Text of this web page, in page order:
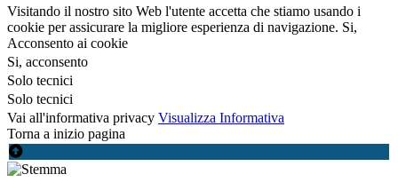
Visitando il nostro sito Web l'utente accetta che stiamo usando i
cookie per assicurare la migliore esperienza di navigazione. Si,
Acconsento ai cookie
Si, acconsento
Solo tecnici
Solo tecnici
Vai all'informativa privacy Visualizza Informativa
Torna a inizio pagina